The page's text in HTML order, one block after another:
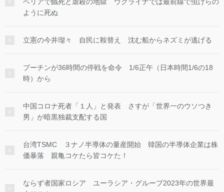
ように死ぬ
立憲の今井瑠々 自民に鞍替え 沈む船からネズミが逃げる
プーチンが36時間の停戦を命令 1/6正午（日本時間1/6の18
時）から
中国コロナ死者「１人」と発表 さすが「世界一のウソつき
男」が暗黒独裁支配する国
台湾TSMC ３ナノ半導体の量産開始 韓国の半導体企業は株
価暴落 親亀コケたら皆コケた！
ならず者国家ロシア ユーラシア・グループ2023年の世界最